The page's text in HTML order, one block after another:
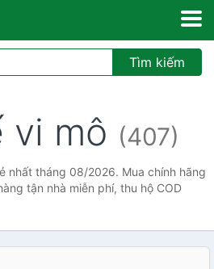
Tìm kiếm
vi mô (407)
nhất tháng 08/2026. Mua chính hãng
tận nhà miễn phí, thu hộ COD